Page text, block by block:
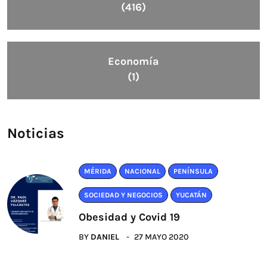
(416)
Economía
(1)
Noticias
MÉRIDA NACIONAL PENÍNSULA
SOCIEDAD Y NEGOCIOS YUCATÁN
Obesidad y Covid 19
BY DANIEL 27 MAYO 2020